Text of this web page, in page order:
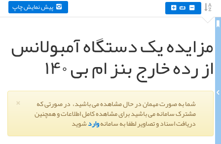
پیش نمایش چاپ
مزایده یک دستگاه آمبولانس
از رده خارج بنز ام بی ۱۴۰
× شما به صورت مهمان در حال مشاهده می باشید، در صورتی که
مشترک سامانه می باشید برای مشاهده کامل اطلاعات و همچنین
دریافت اسناد و تصاویر لطفا به سامانهواردشوید